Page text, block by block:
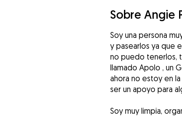
Sobre Angie
Soy una persona
y pasearlos ya que
no puedo tenerlos,
llamado Apolo , un
ahora no estoy en
ser un apoyo para
Soy muy limpia,